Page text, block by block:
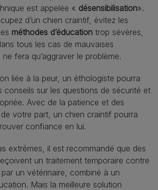
est appelée « désensibilisation».
d’un chien craintif, évitez les
méthodes d’éducation trop sévères,
tous les cas de mauvaises
fera qu’aggraver le problème.
liée à la peur, un éthologiste pourra
conseils sur les questions de sécurité et
Avec de la patience et des
votre part, un chien craintif pourra
confiance en lui.
extrêmes, il est recommandé que des
un traitement temporaire contre
par un vétérinaire, combiné à un
Mais la meilleure solution